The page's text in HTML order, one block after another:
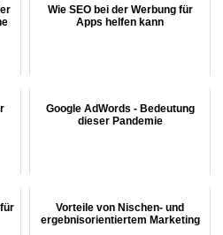
Wie SEO bei der Werbung für
Apps helfen kann
Google AdWords - Bedeutung
dieser Pandemie
Vorteile von Nischen- und
ergebnisorientiertem Marketing